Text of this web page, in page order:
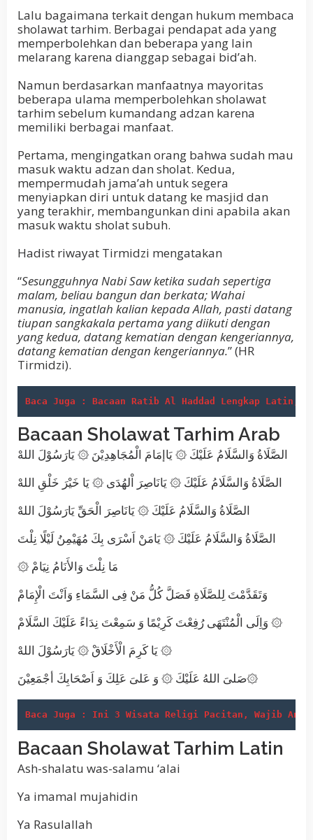
Lalu bagaimana terkait dengan hukum membaca
sholawat tarhim. Berbagai pendapat ada yang
memperbolehkan dan beberapa yang lain
melarang karena dianggap sebagai bid’ah.
Namun berdasarkan manfaatnya mayoritas
beberapa ulama memperbolehkan sholawat
tarhim sebelum kumandang adzan karena
memiliki berbagai manfaat.
Pertama, mengingatkan orang bahwa sudah mau
masuk waktu adzan dan sholat. Kedua,
mempermudah jama’ah untuk segera
menyiapkan diri untuk datang ke masjid dan
yang terakhir, membangunkan dini apabila akan
masuk waktu sholat subuh.
Hadist riwayat Tirmidzi mengatakan
“Sesungguhnya Nabi Saw ketika sudah sepertiga
malam, beliau bangun dan berkata; Wahai
manusia, ingatlah kalian kepada Allah, pasti datang
tiupan sangkakala pertama yang diikuti dengan
yang kedua, datang kematian dengan kengeriannya,
datang kematian dengan kengeriannya.” (HR
Tirmidzi).
Baca Juga : Bacaan Ratib Al Haddad Lengkap Latin,
Bacaan Sholawat Tarhim Arab
الصَّلَاةُ وَالسَّلَامُ عَلَيْكَ ۞ يَاإمَامَ الْمُجَاهِدِيْنَ ۞ يَارَسُوْلَ اللهْ
الصَّلَاةُ وَالسَّلَامُ عَلَيْكَ ۞ يَانَاصِرَ اْلهُدَى ۞ يَا خَيْرَ خَلْقِ اللهْ
الصَّلَاةُ وَالسَّلَامُ عَلَيْكَ ۞ يَانَاصِرَ الْحَقِّ يَارَسُوْلَ اللهْ
الصَّلَاةُ وَالسَّلَامُ عَلَيْكَ ۞ يَامَنْ اَسْرَى بِكَ مُهَيْمِنُ لَيْلًا نِلْتَ
۞ مَا نِلْتَ وَالأَنَامُ نِيَامْ
وَتَقَدَّمْتَ لِلصَّلَاةِ فَصَلَّ كُلُّ مَنْ فِى السَّمَاءِ وَاَنْتَ الْإِمَامْ
وَاِلَى الْمُنْتَهَى رُفِعْتَ كَرِيْمًا وَ سَمِعْتَ نِدَاءً عَلَيْكَ السَّلَامْ ۞
يَا كَرِمَ الْأَخْلَاقْ ۞ يَارَسُوْلَ اللهْ ۞
صَلىَ اللهُ عَلَيْكَ ۞ وَ عَلىَ عَلِكَ وَ اَصْحَابِكَ أجْمَعِيْنَ۞
Baca Juga : Ini 3 Wisata Religi Pacitan, Wajib Anda
Bacaan Sholawat Tarhim Latin
Ash-shalatu was-salamu ‘alai
Ya imamal mujahidin
Ya Rasulallah